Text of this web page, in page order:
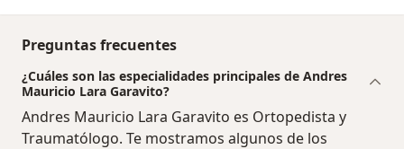
Preguntas frecuentes
¿Cuáles son las especialidades principales de Andres
Mauricio Lara Garavito?
Andres Mauricio Lara Garavito es Ortopedista y
Traumatólogo. Te mostramos algunos de los